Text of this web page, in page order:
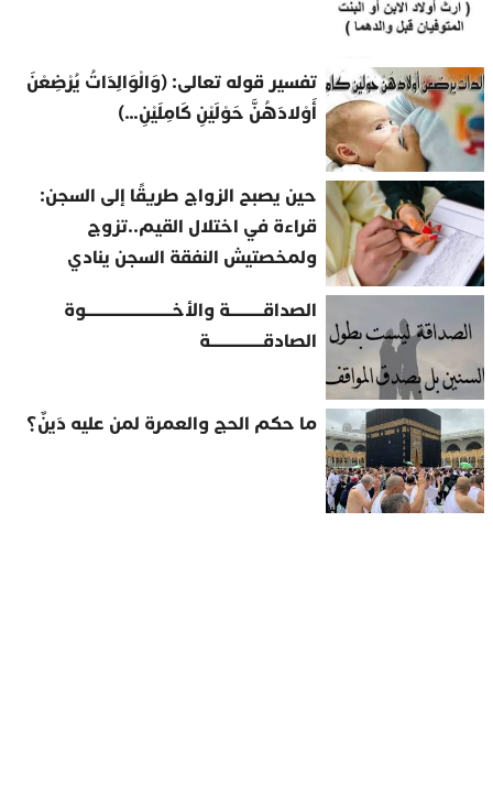
تفسير قوله تعالى: (وَالْوَالِدَاتُ يُرْضِعْنَ
أَوْلادَهُنَّ حَوْلَيْنِ كَامِلَيْنِ…)
حين يصبح الزواج طريقًا إلى السجن:
قراءة في اختلال القيم..تزوج
ولمخصتيش النفقة السجن ينادي
الصداقــــــــــة والأخــــــــــــــــــــــــــوة
الصادقــــــــــــــــة
ما حكم الحج والعمرة لمن عليه دَينٌ؟